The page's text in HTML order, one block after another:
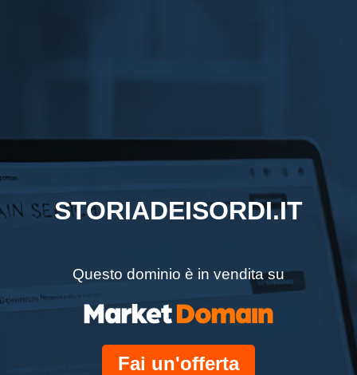
STORIADEISORDI.IT
Questo dominio è in vendita su
Fai un'offerta